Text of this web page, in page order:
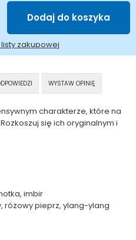
Dodaj do koszyka
zakupowej
WYSTAW OPINIĘ
charakterze, które na
się ich oryginalnym i
imbir
różowy pieprz, ylang-ylang